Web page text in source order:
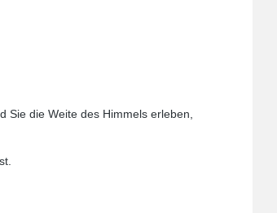
die Weite des Himmels erleben,